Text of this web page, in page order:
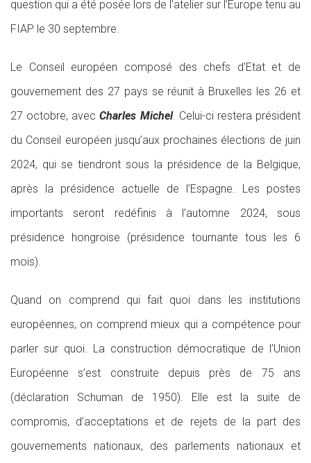
question qui a été posée lors de l’atelier sur l’Europe tenu au
FIAP le 30 septembre.
Le Conseil européen composé des chefs d’Etat et de
gouvernement des 27 pays se réunit à Bruxelles les 26 et
27 octobre, avecCharles Michel. Celui-ci restera président
du Conseil européen jusqu’aux prochaines élections de juin
2024, qui se tiendront sous la présidence de la Belgique,
après la présidence actuelle de l’Espagne. Les postes
importants seront redéfinis à l’automne 2024, sous
présidence hongroise (présidence tournante tous les 6
mois).
Quand on comprend qui fait quoi dans les institutions
européennes, on comprend mieux qui a compétence pour
parler sur quoi. La construction démocratique de l’Union
Européenne s’est construite depuis près de 75 ans
(déclaration Schuman de 1950). Elle est la suite de
compromis, d’acceptations et de rejets de la part des
gouvernements nationaux, des parlements nationaux et